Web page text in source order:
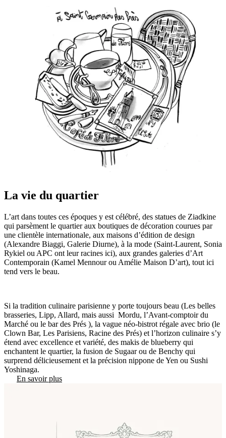
La vie du quartier
L’art dans toutes ces époques y est célébré, des statues de Ziadkine
qui parsèment le quartier aux boutiques de décoration courues par
une clientèle internationale, aux maisons d’édition de design
(Alexandre Biaggi, Galerie Diurne), à la mode (Saint-Laurent, Sonia
Rykiel ou APC ont leur racines ici), aux grandes galeries d’Art
Contemporain (Kamel Mennour ou Amélie Maison D’art), tout ici
tend vers le beau.
Si la tradition culinaire parisienne y porte toujours beau (Les belles
brasseries, Lipp, Allard, mais aussi Mordu, l’Avant-comptoir du
Marché ou le bar des Prés ), la vague néo-bistrot régale avec brio (le
Clown Bar, Les Parisiens, Racine des Prés) et l’horizon culinaire s’y
étend avec excellence et variété, des makis de blueberry qui
enchantent le quartier, la fusion de Sugaar ou de Benchy qui
surprend délicieusement et la précision nippone de Yen ou Sushi
Yoshinaga.
En savoir plus